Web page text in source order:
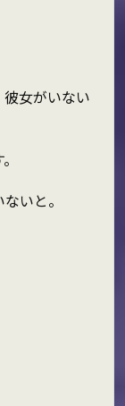
女がいない
いと。